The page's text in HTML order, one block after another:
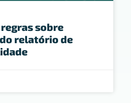
sobre
relatório de